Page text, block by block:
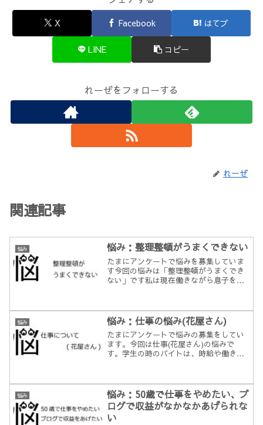
X Facebook はてブ
LINE コピー
れーぜをフォローする
れーぜ
関連記事
悩み 悩み：整理整頓がうまくできない
たまにアンケートで悩みを募集していま
す今回の悩みは「整理整頓がうまくでき
ない」です私は現在働きながら息子を育
いるのですが、中々取り掛かることがで
きません。私が時間を作...
悩み 悩み：仕事の悩み(花屋さん)
たまにアンケートで悩みの募集をしてい
ます。今回は仕事(花屋さん)の悩みで
す。学生の時のバイトは、時給や働きや
なかったのですが、子育てをするように
なってからは、子供が風邪...
悩み
悩み：50歳で仕事をやめたい、ブ
ログで収益がなかなかあげられな
い